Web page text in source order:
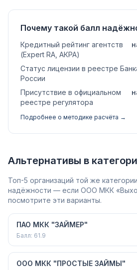
Почему такой балл
Кредитный рейтинг агентств
(Expert RA, АКРА)
Статус лицензии в реестре
России
Присутствие в официальном
реестре регулятора
Подробнее о методике расчёта →
Альтернативы в
Топ-5 организаций той же
надёжности — если ООО МКК
посмотрите эти варианты.
ПАО МКК "ЗАЙМЕР"
Балл: 61.9
ООО МКК "ПРОСТЫЕ ЗАЙМЫ"